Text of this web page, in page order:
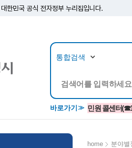
한민국 공식 전자정부 누리집입니다.
바로가기 민원 콜센터
뉴스/정보공개 민원/
home 분야별